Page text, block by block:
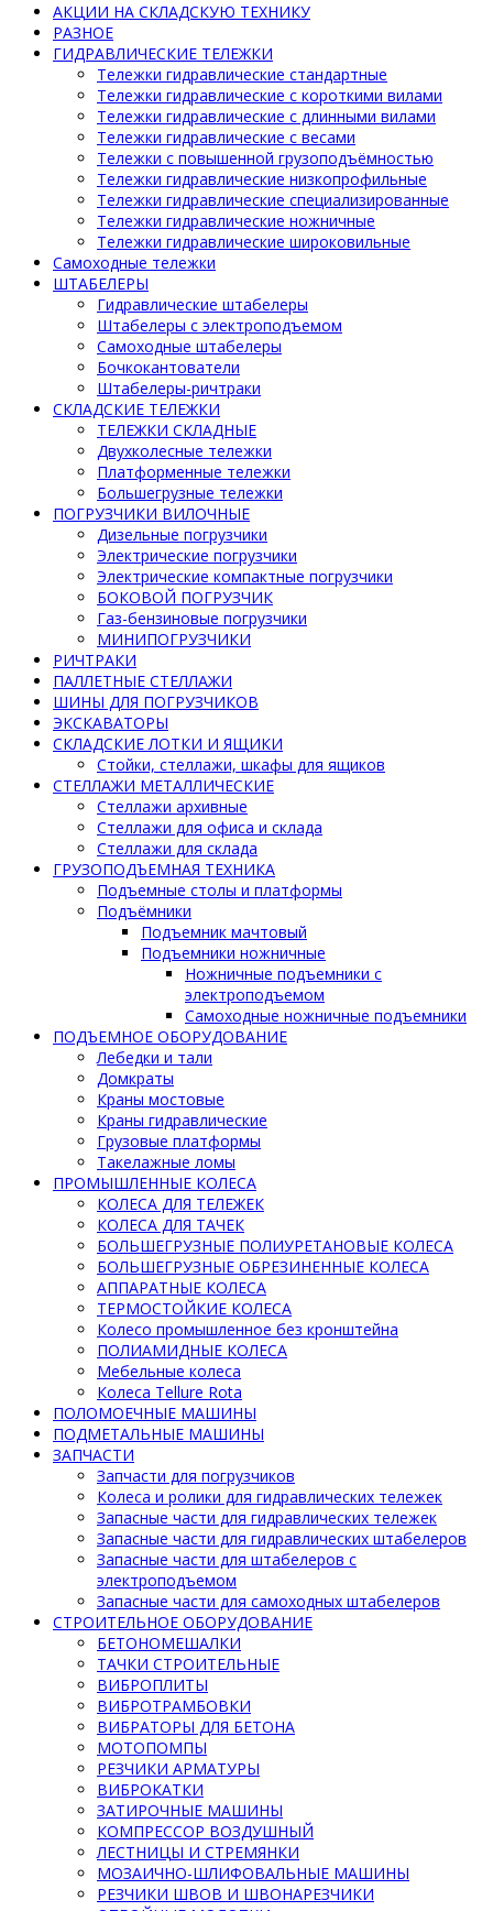
АКЦИИ НА СКЛАДСКУЮ ТЕХНИКУ
РАЗНОЕ
ГИДРАВЛИЧЕСКИЕ ТЕЛЕЖКИ
Тележки гидравлические стандартные
Тележки гидравлические с короткими вилами
Тележки гидравлические с длинными вилами
Тележки гидравлические с весами
Тележки с повышенной грузоподъёмностью
Тележки гидравлические низкопрофильные
Тележки гидравлические специализированные
Тележки гидравлические ножничные
Тележки гидравлические широковильные
Самоходные тележки
ШТАБЕЛЕРЫ
Гидравлические штабелеры
Штабелеры с электроподъемом
Самоходные штабелеры
Бочкокантователи
Штабелеры-ричтраки
СКЛАДСКИЕ ТЕЛЕЖКИ
ТЕЛЕЖКИ СКЛАДНЫЕ
Двухколесные тележки
Платформенные тележки
Большегрузные тележки
ПОГРУЗЧИКИ ВИЛОЧНЫЕ
Дизельные погрузчики
Электрические погрузчики
Электрические компактные погрузчики
БОКОВОЙ ПОГРУЗЧИК
Газ-бензиновые погрузчики
МИНИПОГРУЗЧИКИ
РИЧТРАКИ
ПАЛЛЕТНЫЕ СТЕЛЛАЖИ
ШИНЫ ДЛЯ ПОГРУЗЧИКОВ
ЭКСКАВАТОРЫ
СКЛАДСКИЕ ЛОТКИ И ЯЩИКИ
Стойки, стеллажи, шкафы для ящиков
СТЕЛЛАЖИ МЕТАЛЛИЧЕСКИЕ
Стеллажи архивные
Стеллажи для офиса и склада
Стеллажи для склада
ГРУЗОПОДЪЕМНАЯ ТЕХНИКА
Подъемные столы и платформы
Подъёмники
Подъемник мачтовый
Подъемники ножничные
Ножничные подъемники с
электроподъемом
Самоходные ножничные подъемники
ПОДЪЕМНОЕ ОБОРУДОВАНИЕ
Лебедки и тали
Домкраты
Краны мостовые
Краны гидравлические
Грузовые платформы
Такелажные ломы
ПРОМЫШЛЕННЫЕ КОЛЕСА
КОЛЕСА ДЛЯ ТЕЛЕЖЕК
КОЛЕСА ДЛЯ ТАЧЕК
БОЛЬШЕГРУЗНЫЕ ПОЛИУРЕТАНОВЫЕ КОЛЕСА
БОЛЬШЕГРУЗНЫЕ ОБРЕЗИНЕННЫЕ КОЛЕСА
АППАРАТНЫЕ КОЛЕСА
ТЕРМОСТОЙКИЕ КОЛЕСА
Колесо промышленное без кронштейна
ПОЛИАМИДНЫЕ КОЛЕСА
Мебельные колеса
Колеса Tellure Rota
ПОЛОМОЕЧНЫЕ МАШИНЫ
ПОДМЕТАЛЬНЫЕ МАШИНЫ
ЗАПЧАСТИ
Запчасти для погрузчиков
Колеса и ролики для гидравлических тележек
Запасные части для гидравлических тележек
Запасные части для гидравлических штабелеров
Запасные части для штабелеров с
электроподъемом
Запасные части для самоходных штабелеров
СТРОИТЕЛЬНОЕ ОБОРУДОВАНИЕ
БЕТОНОМЕШАЛКИ
ТАЧКИ СТРОИТЕЛЬНЫЕ
ВИБРОПЛИТЫ
ВИБРОТРАМБОВКИ
ВИБРАТОРЫ ДЛЯ БЕТОНА
МОТОПОМПЫ
РЕЗЧИКИ АРМАТУРЫ
ВИБРОКАТКИ
ЗАТИРОЧНЫЕ МАШИНЫ
КОМПРЕССОР ВОЗДУШНЫЙ
ЛЕСТНИЦЫ И СТРЕМЯНКИ
МОЗАИЧНО-ШЛИФОВАЛЬНЫЕ МАШИНЫ
РЕЗЧИКИ ШВОВ И ШВОНАРЕЗЧИКИ